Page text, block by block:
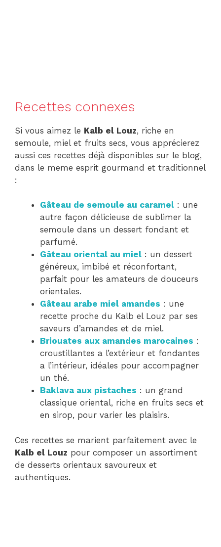
Recettes connexes
Si vous aimez le Kalb el Louz, riche en
semoule, miel et fruits secs, vous apprécierez
aussi ces recettes déjà disponibles sur le blog,
dans le meme esprit gourmand et traditionnel
:
Gâteau de semoule au caramel : une
autre façon délicieuse de sublimer la
semoule dans un dessert fondant et
parfumé.
Gâteau oriental au miel : un dessert
généreux, imbibé et réconfortant,
parfait pour les amateurs de douceurs
orientales.
Gâteau arabe miel amandes : une
recette proche du Kalb el Louz par ses
saveurs d’amandes et de miel.
Briouates aux amandes marocaines :
croustillantes a l’extérieur et fondantes
a l’intérieur, idéales pour accompagner
un thé.
Baklava aux pistaches : un grand
classique oriental, riche en fruits secs et
en sirop, pour varier les plaisirs.
Ces recettes se marient parfaitement avec le
Kalb el Louz pour composer un assortiment
de desserts orientaux savoureux et
authentiques.